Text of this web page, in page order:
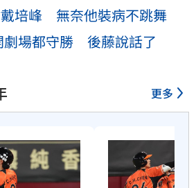
培峰 無奈他裝病不跳舞
劇場都守勝 後藤說話了
更多